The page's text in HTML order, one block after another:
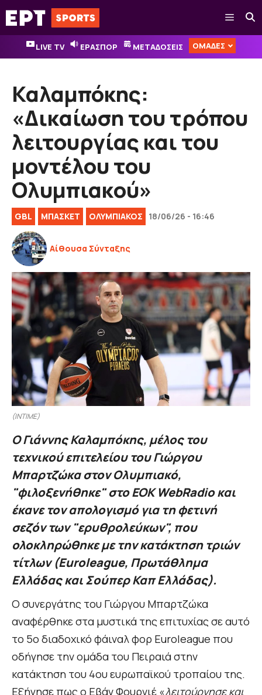
Μετάβαση
σε
περιεχόμενο
Μενού
LIVE TV ΕΡΑΣΠΟΡ ΜΕΤΑΔΟΣΕΙΣ ΟΜΑΔΕΣ
Καλαμπόκης:
«Δικαίωση του τρόπου
λειτουργίας και του
μοντέλου του
Ολυμπιακού»
GBL ΜΠΑΣΚΕΤ ΟΛΥΜΠΙΑΚΟΣ 18/06/26 - 16:46
Αίθουσα Σύνταξης
(INTIME)
Ο Γιάννης Καλαμπόκης, μέλος του
τεχνικού επιτελείου του Γιώργου
Μπαρτζώκα στον Ολυμπιακό,
"φιλοξενήθηκε" στο EOK WebRadio και
έκανε τον απολογισμό για τη φετινή
σεζόν των "ερυθρολεύκων", που
ολοκληρώθηκε με την κατάκτηση τριών
τίτλων (Euroleague, Πρωτάθλημα
Ελλάδας και Σούπερ Καπ Ελλάδας).
Ο συνεργάτης του Γιώργου Μπαρτζώκα
αναφέρθηκε στα μυστικά της επιτυχίας σε αυτό
το 5ο διαδοχικό φάιναλ φορ Euroleague που
οδήγησε την ομάδα του Πειραιά στην
κατάκτηση του 4ου ευρωπαϊκού τροπαίου της.
Εξήγησε πως ο Εβάν Φουρνιέ «λειτούργησε και